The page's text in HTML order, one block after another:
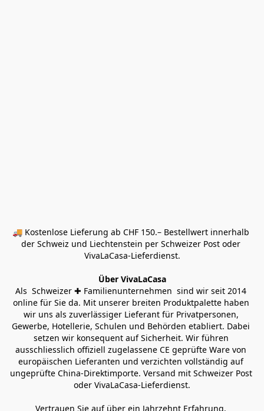
🚚 Kostenlose Lieferung ab CHF 150.– Bestellwert innerhalb
der Schweiz und Liechtenstein per Schweizer Post oder
VivaLaCasa-Lieferdienst.
Über VivaLaCasa
Als  Schweizer ✚ Familienunternehmen  sind wir seit 2014
online für Sie da. Mit unserer breiten Produktpalette haben
wir uns als zuverlässiger Lieferant für Privatpersonen,
Gewerbe, Hotellerie, Schulen und Behörden etabliert. Dabei
setzen wir konsequent auf Sicherheit. Wir führen
ausschliesslich offiziell zugelassene CE geprüfte Ware von
europäischen Lieferanten und verzichten vollständig auf
ungeprüfte China-Direktimporte. Versand mit Schweizer Post
oder VivaLaCasa-Lieferdienst.
Vertrauen Sie auf über ein Jahrzehnt Erfahrung,